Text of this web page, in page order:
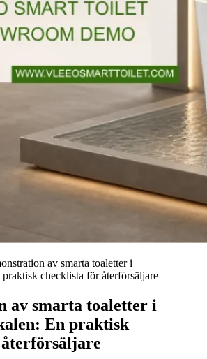
av smarta toaletter i
checklista för återförsäljare
av smarta toaletter i
En praktisk